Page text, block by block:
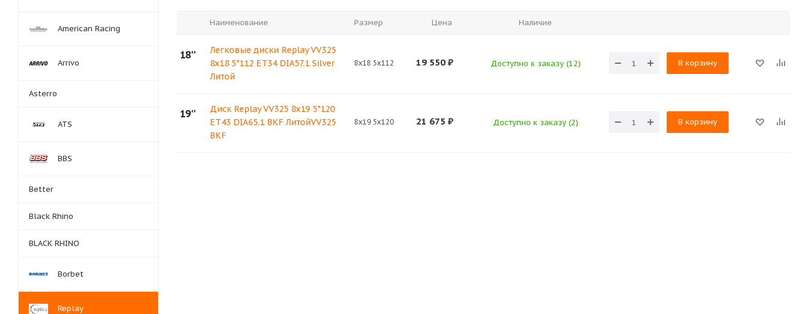
Наименование Размер Цена Наличие
18''
Легковые диски Replay VV325
8x18 5*112 ET34 DIA57.1 Silver
Литой
8x18 5x112 19 550 ₽ Доступно к заказу (12) В корзину
19''
Диск Replay VV325 8x19 5*120
ET43 DIA65.1 BKF ЛитойVV325
BKF
8x19 5x120 21 675 ₽ Доступно к заказу (2) В корзину
American Racing
Arrivo
Asterro
ATS
BBS
Better
Black Rhino
BLACK RHINO
Borbet
Replay